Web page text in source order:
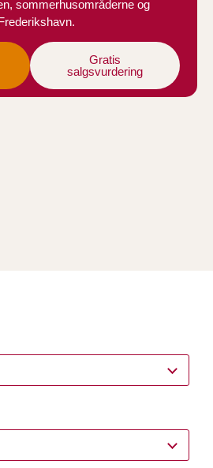
sommerhusområderne og
Gratis
salgsvurdering